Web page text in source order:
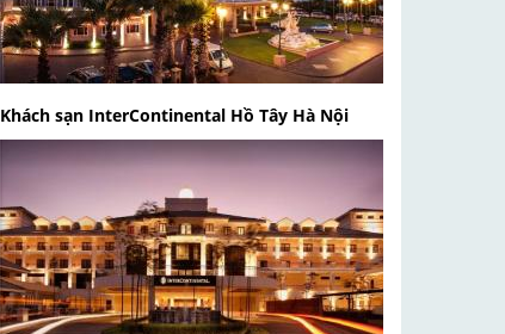
Khách sạn InterContinental Hồ Tây Hà Nội